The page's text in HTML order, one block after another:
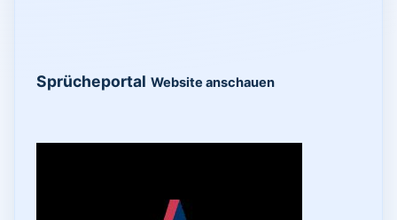
Sprücheportal Website anschauen